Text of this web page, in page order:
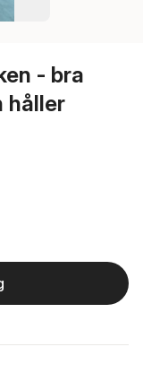
- bra
håller